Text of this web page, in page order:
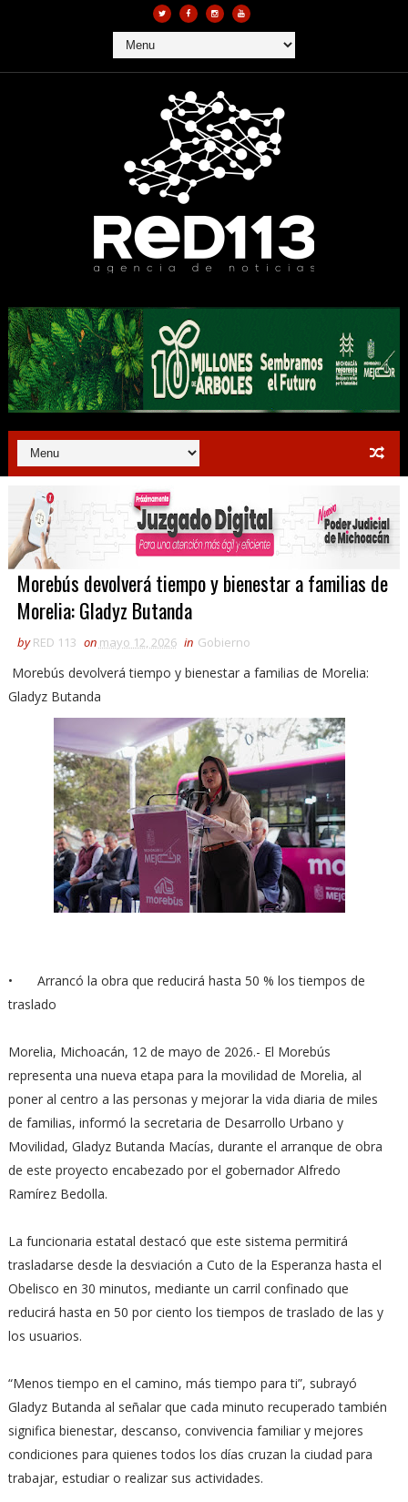
Morebús devolverá tiempo y bienestar a familias de
Morelia: Gladyz Butanda
by RED 113 on mayo 12, 2026 in Gobierno
Morebús devolverá tiempo y bienestar a familias de Morelia:
Gladyz Butanda
•
Arrancó la obra que reducirá hasta 50 % los tiempos de
traslado
Morelia, Michoacán, 12 de mayo de 2026.- El Morebús
representa una nueva etapa para la movilidad de Morelia, al
poner al centro a las personas y mejorar la vida diaria de miles
de familias, informó la secretaria de Desarrollo Urbano y
Movilidad, Gladyz Butanda Macías, durante el arranque de obra
de este proyecto encabezado por el gobernador Alfredo
Ramírez Bedolla.
La funcionaria estatal destacó que este sistema permitirá
trasladarse desde la desviación a Cuto de la Esperanza hasta el
Obelisco en 30 minutos, mediante un carril confinado que
reducirá hasta en 50 por ciento los tiempos de traslado de las y
los usuarios.
“Menos tiempo en el camino, más tiempo para ti”, subrayó
Gladyz Butanda al señalar que cada minuto recuperado también
significa bienestar, descanso, convivencia familiar y mejores
condiciones para quienes todos los días cruzan la ciudad para
trabajar, estudiar o realizar sus actividades.